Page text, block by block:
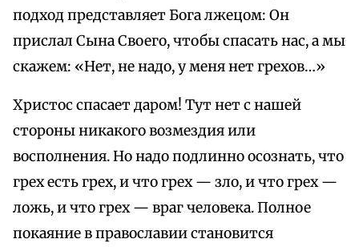
подход представляет Бога лжецом: Он
прислал Сына Своего, чтобы спасать нас, а мы
скажем: «Нет, не надо, у меня нет грехов…»
Христос спасает даром! Тут нет с нашей
стороны никакого возмездия или
восполнения. Но надо подлинно осознать, что
грех есть грех, и что грех — зло, и что грех —
ложь, и что грех — враг человека. Полное
покаяние в православии становится